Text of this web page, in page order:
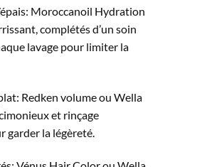
Moroccanoil Hydration
complétés d’un soin
lavage pour limiter la
Redken volume ou Wella
et rinçage
garder la légèreté.​